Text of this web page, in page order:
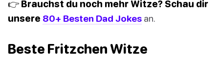
👉 Brauchst du noch mehr Witze? Schau dir
unsere 80+ Besten Dad Jokes an.
Beste Fritzchen Witze